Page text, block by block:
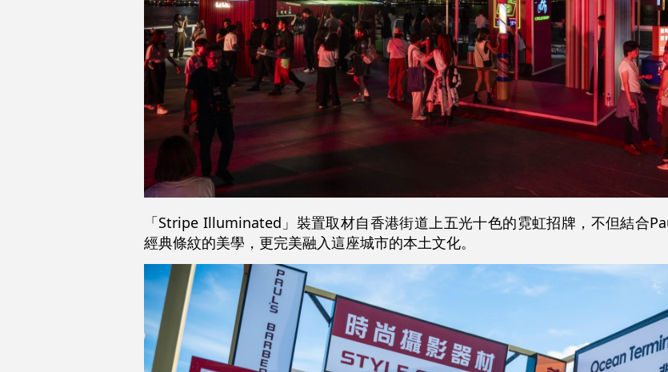
「Stripe Illuminated」裝置取材自香港街道上五光十色的霓虹招牌，不但結合
經典條紋的美學，更完美融入這座城市的本土文化。